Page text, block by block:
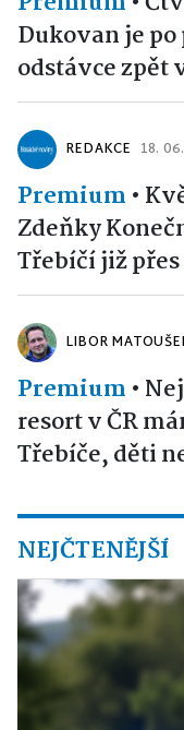
Dukovan je
odstávce zpět
REDAKCE 18.
Premium •
Zdeňky
Třebíčí již
LIBOR
Premium •
resort v ČR
Třebíče, děti
NEJČTENĚJŠÍ